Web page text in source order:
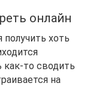
онлайн
хоть
как-то сводить
на